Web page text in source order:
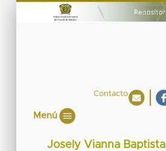
Contacto
Menú
Josely Vianna Baptista